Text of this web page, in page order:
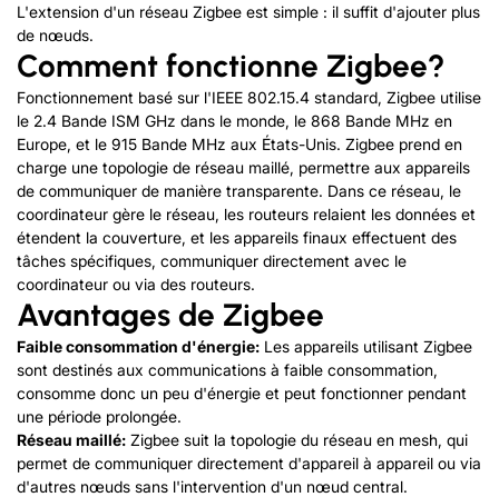
L'extension d'un réseau Zigbee est simple : il suffit d'ajouter plus
de nœuds.
Comment fonctionne Zigbee?
Fonctionnement basé sur l'IEEE 802.15.4 standard, Zigbee utilise
le 2.4 Bande ISM GHz dans le monde, le 868 Bande MHz en
Europe, et le 915 Bande MHz aux États-Unis. Zigbee prend en
charge une topologie de réseau maillé, permettre aux appareils
de communiquer de manière transparente. Dans ce réseau, le
coordinateur gère le réseau, les routeurs relaient les données et
étendent la couverture, et les appareils finaux effectuent des
tâches spécifiques, communiquer directement avec le
coordinateur ou via des routeurs.
Avantages de Zigbee
Faible consommation d'énergie: Les appareils utilisant Zigbee
sont destinés aux communications à faible consommation,
consomme donc un peu d'énergie et peut fonctionner pendant
une période prolongée.
Réseau maillé: Zigbee suit la topologie du réseau en mesh, qui
permet de communiquer directement d'appareil à appareil ou via
d'autres nœuds sans l'intervention d'un nœud central.